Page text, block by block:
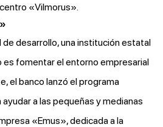
«Vilmorus».
de desarrollo, una institución estatal
es fomentar el entorno empresarial
el banco lanzó el programa
ayudar a las pequeñas y medianas
«Emus», dedicada a la